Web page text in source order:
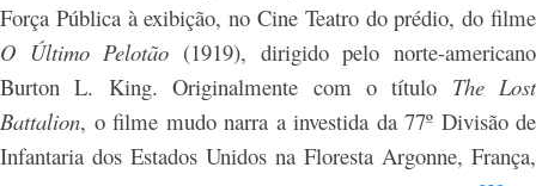
Força Pública à exibição, no Cine Teatro do prédio, do filme
O Último Pelotão (1919), dirigido pelo norte-americano
Burton L. King. Originalmente com o título The Lost
Battalion, o filme mudo narra a investida da 77º Divisão de
Infantaria dos Estados Unidos na Floresta Argonne, França,